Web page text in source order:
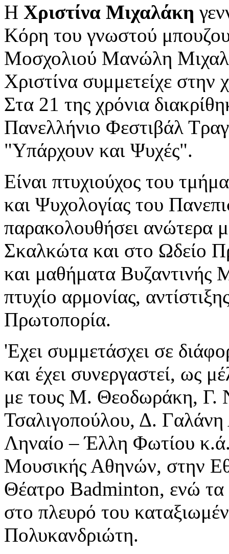
Η Χριστίνα Μιχαλάκη
Κόρη του γνωστού
Μοσχολιού Μανώλη
Χριστίνα συμμετείχε στην
Στα 21 της χρόνια
Πανελλήνιο Φεστιβάλ Τ
"Υπάρχουν και Ψυχές".
Είναι πτυχιούχος του
και Ψυχολογίας του
παρακολουθήσει ανώτερα
Σκαλκώτα και στο Ωδείο
και μαθήματα Βυζαντινής
πτυχίο αρμονίας,
Πρωτοπορία.
'Εχει συμμετάσχει σε
και έχει συνεργαστεί, ως
με τους Μ. Θεοδωράκη, Γ.
Τσαλιγοπούλου, Δ.
Ληναίο – Έλλη Φωτίου
Μουσικής Αθηνών, στην
Θέατρο Badminton, ενώ
στο πλευρό του
Πολυκανδριώτη.